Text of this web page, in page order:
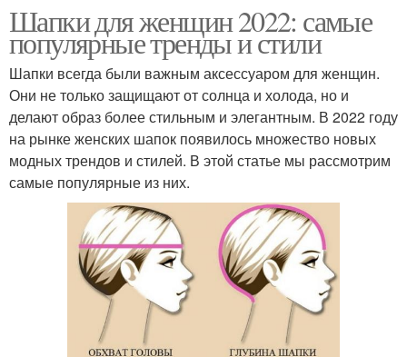
Шапки для женщин 2022: самые
популярные тренды и стили
Шапки всегда были важным аксессуаром для женщин.
Они не только защищают от солнца и холода, но и
делают образ более стильным и элегантным. В 2022 году
на рынке женских шапок появилось множество новых
модных трендов и стилей. В этой статье мы рассмотрим
самые популярные из них.